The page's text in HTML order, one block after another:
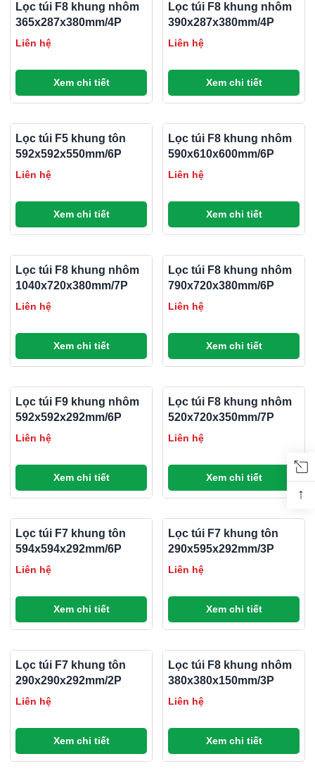
Lọc túi F8 khung nhôm
365x287x380mm/4P
Liên hệ
Xem chi tiết
Lọc túi F8 khung nhôm
390x287x380mm/4P
Liên hệ
Xem chi tiết
Lọc túi F5 khung tôn
592x592x550mm/6P
Liên hệ
Xem chi tiết
Lọc túi F8 khung nhôm
590x610x600mm/6P
Liên hệ
Xem chi tiết
Lọc túi F8 khung nhôm
1040x720x380mm/7P
Liên hệ
Xem chi tiết
Lọc túi F8 khung nhôm
790x720x380mm/6P
Liên hệ
Xem chi tiết
Lọc túi F9 khung nhôm
592x592x292mm/6P
Liên hệ
Xem chi tiết
Lọc túi F8 khung nhôm
520x720x350mm/7P
Liên hệ
Xem chi tiết
Lọc túi F7 khung tôn
594x594x292mm/6P
Liên hệ
Xem chi tiết
Lọc túi F7 khung tôn
290x595x292mm/3P
Liên hệ
Xem chi tiết
Lọc túi F7 khung tôn
290x290x292mm/2P
Liên hệ
Xem chi tiết
Lọc túi F8 khung nhôm
380x380x150mm/3P
Liên hệ
Xem chi tiết
↑